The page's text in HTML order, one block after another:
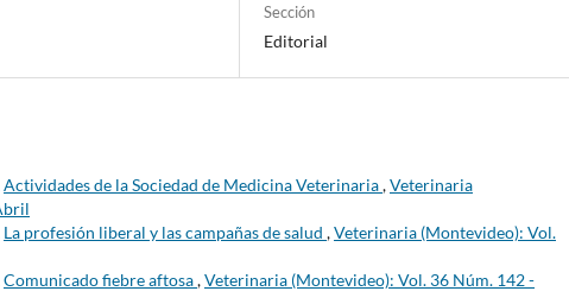
Sección
Editorial
Actividades de la Sociedad de Medicina Veterinaria,Veterinaria
La profesión liberal y las campañas de salud ,Veterinaria (Montevideo): Vol.
Comunicado fiebre aftosa,Veterinaria (Montevideo): Vol. 36 Núm. 142 -